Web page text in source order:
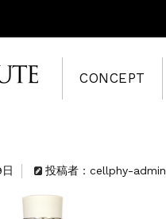
CONCEPT
投稿者：cellphy-admin